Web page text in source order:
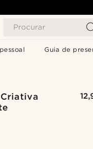
Procurar
Guia de